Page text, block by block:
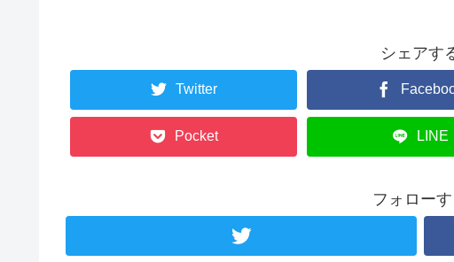
シェアす
Twitter
Pocket LINE
フォロー